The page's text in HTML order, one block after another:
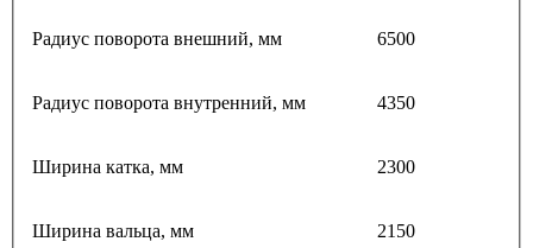
Радиус поворота внешний, мм 6500
Радиус поворота внутренний, мм 4350
Ширина катка, мм 2300
Ширина вальца, мм 2150